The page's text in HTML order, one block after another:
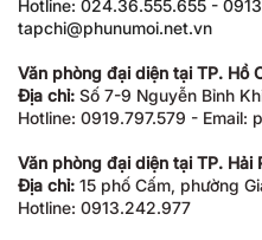
Hotline: 024.36.555.655 -
tapchi@phunumoi.net.vn
Văn phòng đại diện tại TP. Hồ
Địa chỉ: Số 7-9 Nguyễn Bỉnh
Hotline: 0919.797.579 - Email:
Văn phòng đại diện tại TP. Hải
Địa chỉ: 15 phố Cấm, phường
Hotline: 0913.242.977